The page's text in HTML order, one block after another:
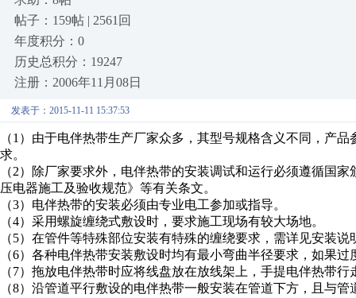
帖子：159帖 | 2561回
年度积分：0
历史总积分：19247
注册：2006年11月08日
发表于：2015-11-11 15:37:53
（1）由于电伴热带生产厂家众多，其型号规格含义不同，产
求。
（2）除厂家要求外，电伴热带的安装调试和运行必须遵循国
压电器施工及验收规范》等有关条文。
（3）电伴热带的安装必须由专业电工参加或指导。
（4）采用螺旋缠绕式敷设时，要求施工现场有较大场地。
（5）在管件等特殊部位安装有特殊的缠绕要求，需详见安装
（6）各种电伴热带安装敷设时均有最小弯曲半径要求，如果
（7）拖放电伴热带时应将线盘放在放线架上，手提电伴热带
（8）沿管道平行敷设的电伴热带一般安装在管道下方，且与